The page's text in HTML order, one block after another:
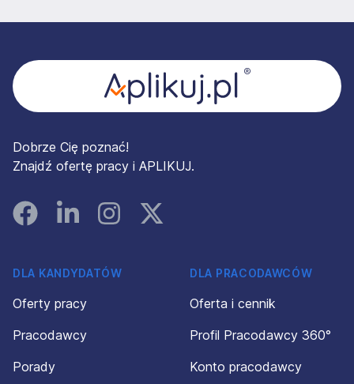
Dobrze Cię poznać!
Znajdź ofertę pracy i APLIKUJ.
FacebookLinked InInstagramInstagram
DLA KANDYDATÓW
Oferty pracy
Pracodawcy
Porady
DLA PRACODAWCÓW
Oferta i cennik
Profil Pracodawcy 360°
Konto pracodawcy